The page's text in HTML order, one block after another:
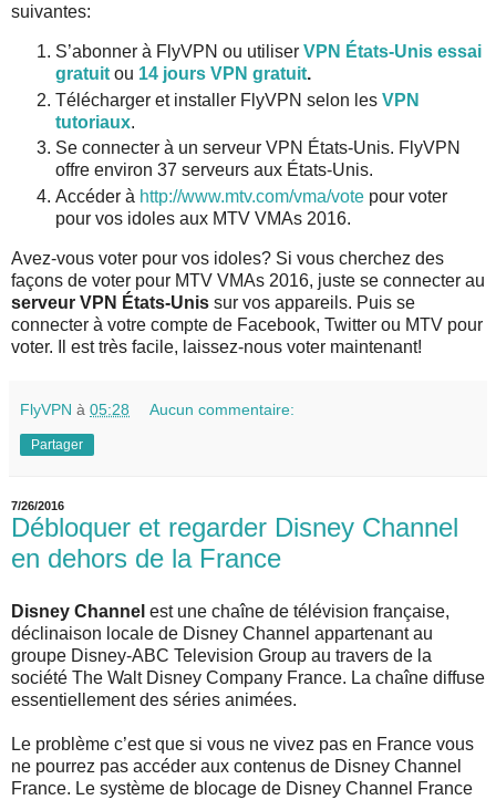
suivantes:
S’abonner à FlyVPN ou utiliser VPN États-Unis essai
gratuit ou 14 jours VPN gratuit.
Télécharger et installer FlyVPN selon les VPN
tutoriaux.
Se connecter à un serveur VPN États-Unis. FlyVPN
offre environ 37 serveurs aux États-Unis.
Accéder à http://www.mtv.com/vma/vote pour voter
pour vos idoles aux MTV VMAs 2016.
Avez-vous voter pour vos idoles? Si vous cherchez des
façons de voter pour MTV VMAs 2016, juste se connecter au
serveur VPN États-Unis sur vos appareils. Puis se
connecter à votre compte de Facebook, Twitter ou MTV pour
voter. Il est très facile, laissez-nous voter maintenant!
FlyVPN à 05:28 Aucun commentaire:
Partager
7/26/2016
Débloquer et regarder Disney Channel
en dehors de la France
Disney Channel est une chaîne de télévision française,
déclinaison locale de Disney Channel appartenant au
groupe Disney-ABC Television Group au travers de la
société The Walt Disney Company France. La chaîne diffuse
essentiellement des séries animées.
Le problème c’est que si vous ne vivez pas en France vous
ne pourrez pas accéder aux contenus de Disney Channel
France. Le système de blocage de Disney Channel France